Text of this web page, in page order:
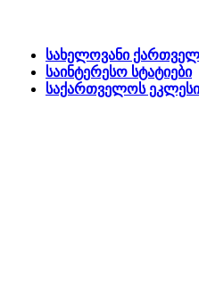
სახელოვანი
საინტერესო სტატიები
საქართველოს